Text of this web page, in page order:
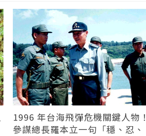
1996 年台海飛彈危機關鍵人物！
參謀總長羅本立一句「穩、忍、